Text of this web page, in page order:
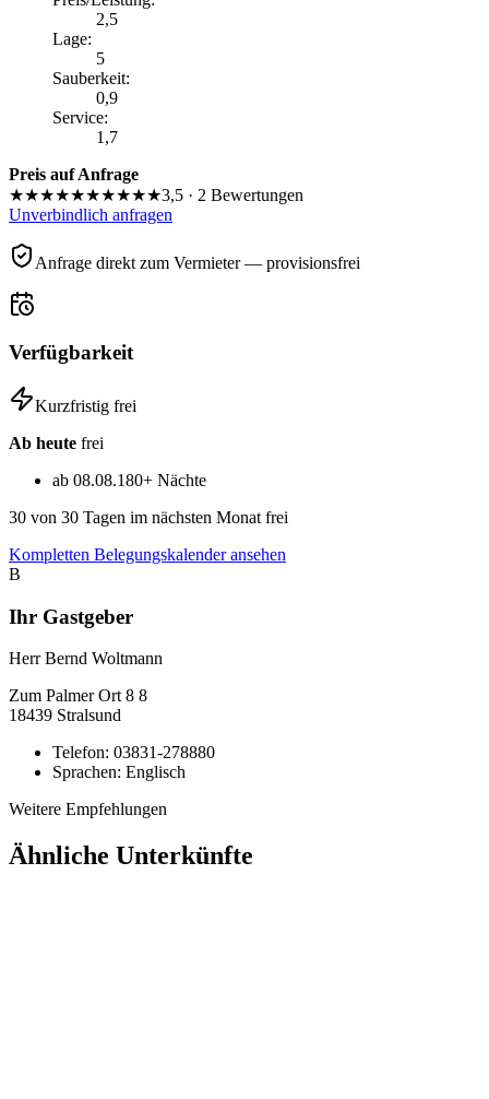
2,5
Lage:
5
Sauberkeit:
0,9
Service:
1,7
Preis auf Anfrage
★★★★★★★★★★3,5 · 2 Bewertungen
Unverbindlich anfragen
Anfrage direkt zum Vermieter — provisionsfrei
Verfügbarkeit
Kurzfristig frei
Ab heute frei
ab 08.08.180+ Nächte
30 von 30 Tagen im nächsten Monat frei
Kompletten Belegungskalender ansehen
B
Ihr Gastgeber
Herr Bernd Woltmann
Zum Palmer Ort 8 8
18439 Stralsund
Telefon: 03831-278880
Sprachen: Englisch
Weitere Empfehlungen
Ähnliche Unterkünfte